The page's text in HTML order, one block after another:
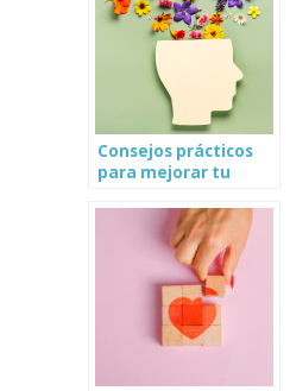
Consejos prácticos
para mejorar tu